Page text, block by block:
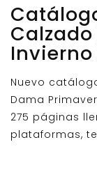
Invierno
Nuevo
Dama
275 páginas
plataformas,